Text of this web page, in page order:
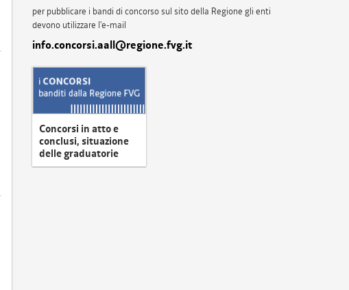
per pubblicare i bandi di concorso sul sito della Regione gli enti
devono utilizzare l'e-mail
info.concorsi.aall@regione.fvg.it
Concorsi in atto e
conclusi, situazione
delle graduatorie